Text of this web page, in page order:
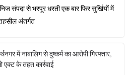
संपदा से भरपूर धरती एक बार फिर सुर्खियों में
अंतर्गत
में नाबालिग से दुष्कर्म का आरोपी गिरफ्तार,
एक्ट के तहत कार्रवाई